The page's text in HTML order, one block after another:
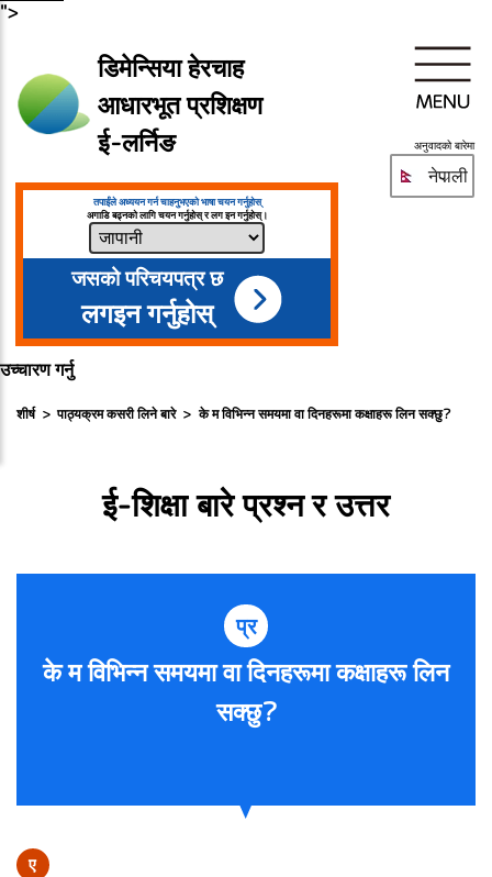
">
डिमेन्सिया हेरचाह
आधारभूत प्रशिक्षण
ई-लर्निङ
तपाईंले अध्ययन गर्न चाहनुभएको भाषा चयन गर्नुहोस्
अगाडि बढ्नको लागि चयन गर्नुहोस् र लग इन गर्नुहोस्।
जसको परिचयपत्र छ
लगइन गर्नुहोस्
उच्चारण गर्नु
अनुवादको बारेमा
नेपाली
शीर्ष पाठ्यक्रम कसरी लिने बारे के म विभिन्न समयमा वा दिनहरूमा कक्षाहरू लिन सक्छु?
ई-शिक्षा बारे प्रश्न र उत्तर
प्र
के म विभिन्न समयमा वा दिनहरूमा कक्षाहरू लिन
सक्छु?
ए